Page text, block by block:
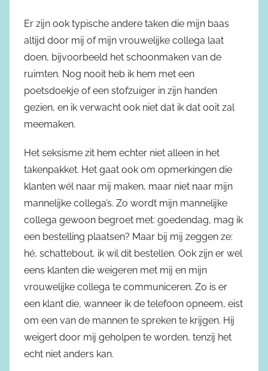
Er zijn ook typische andere taken die mijn baas
altijd door mij of mijn vrouwelijke collega laat
doen, bijvoorbeeld het schoonmaken van de
ruimten. Nog nooit heb ik hem met een
poetsdoekje of een stofzuiger in zijn handen
gezien, en ik verwacht ook niet dat ik dat ooit zal
meemaken.
Het seksisme zit hem echter niet alleen in het
takenpakket. Het gaat ook om opmerkingen die
klanten wél naar mij maken, maar niet naar mijn
mannelijke collega’s. Zo wordt mijn mannelijke
collega gewoon begroet met: goedendag, mag ik
een bestelling plaatsen? Maar bij mij zeggen ze:
hé, schattebout, ik wil dit bestellen. Ook zijn er wel
eens klanten die weigeren met mij en mijn
vrouwelijke collega te communiceren. Zo is er
een klant die, wanneer ik de telefoon opneem, eist
om een van de mannen te spreken te krijgen. Hij
weigert door mij geholpen te worden, tenzij het
echt niet anders kan.